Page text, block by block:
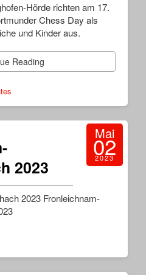
Hörde richten am 17.
Chess Day als
und Kinder aus.
Reading
2023
Mai
02
2023
2023 Fronleichnam-